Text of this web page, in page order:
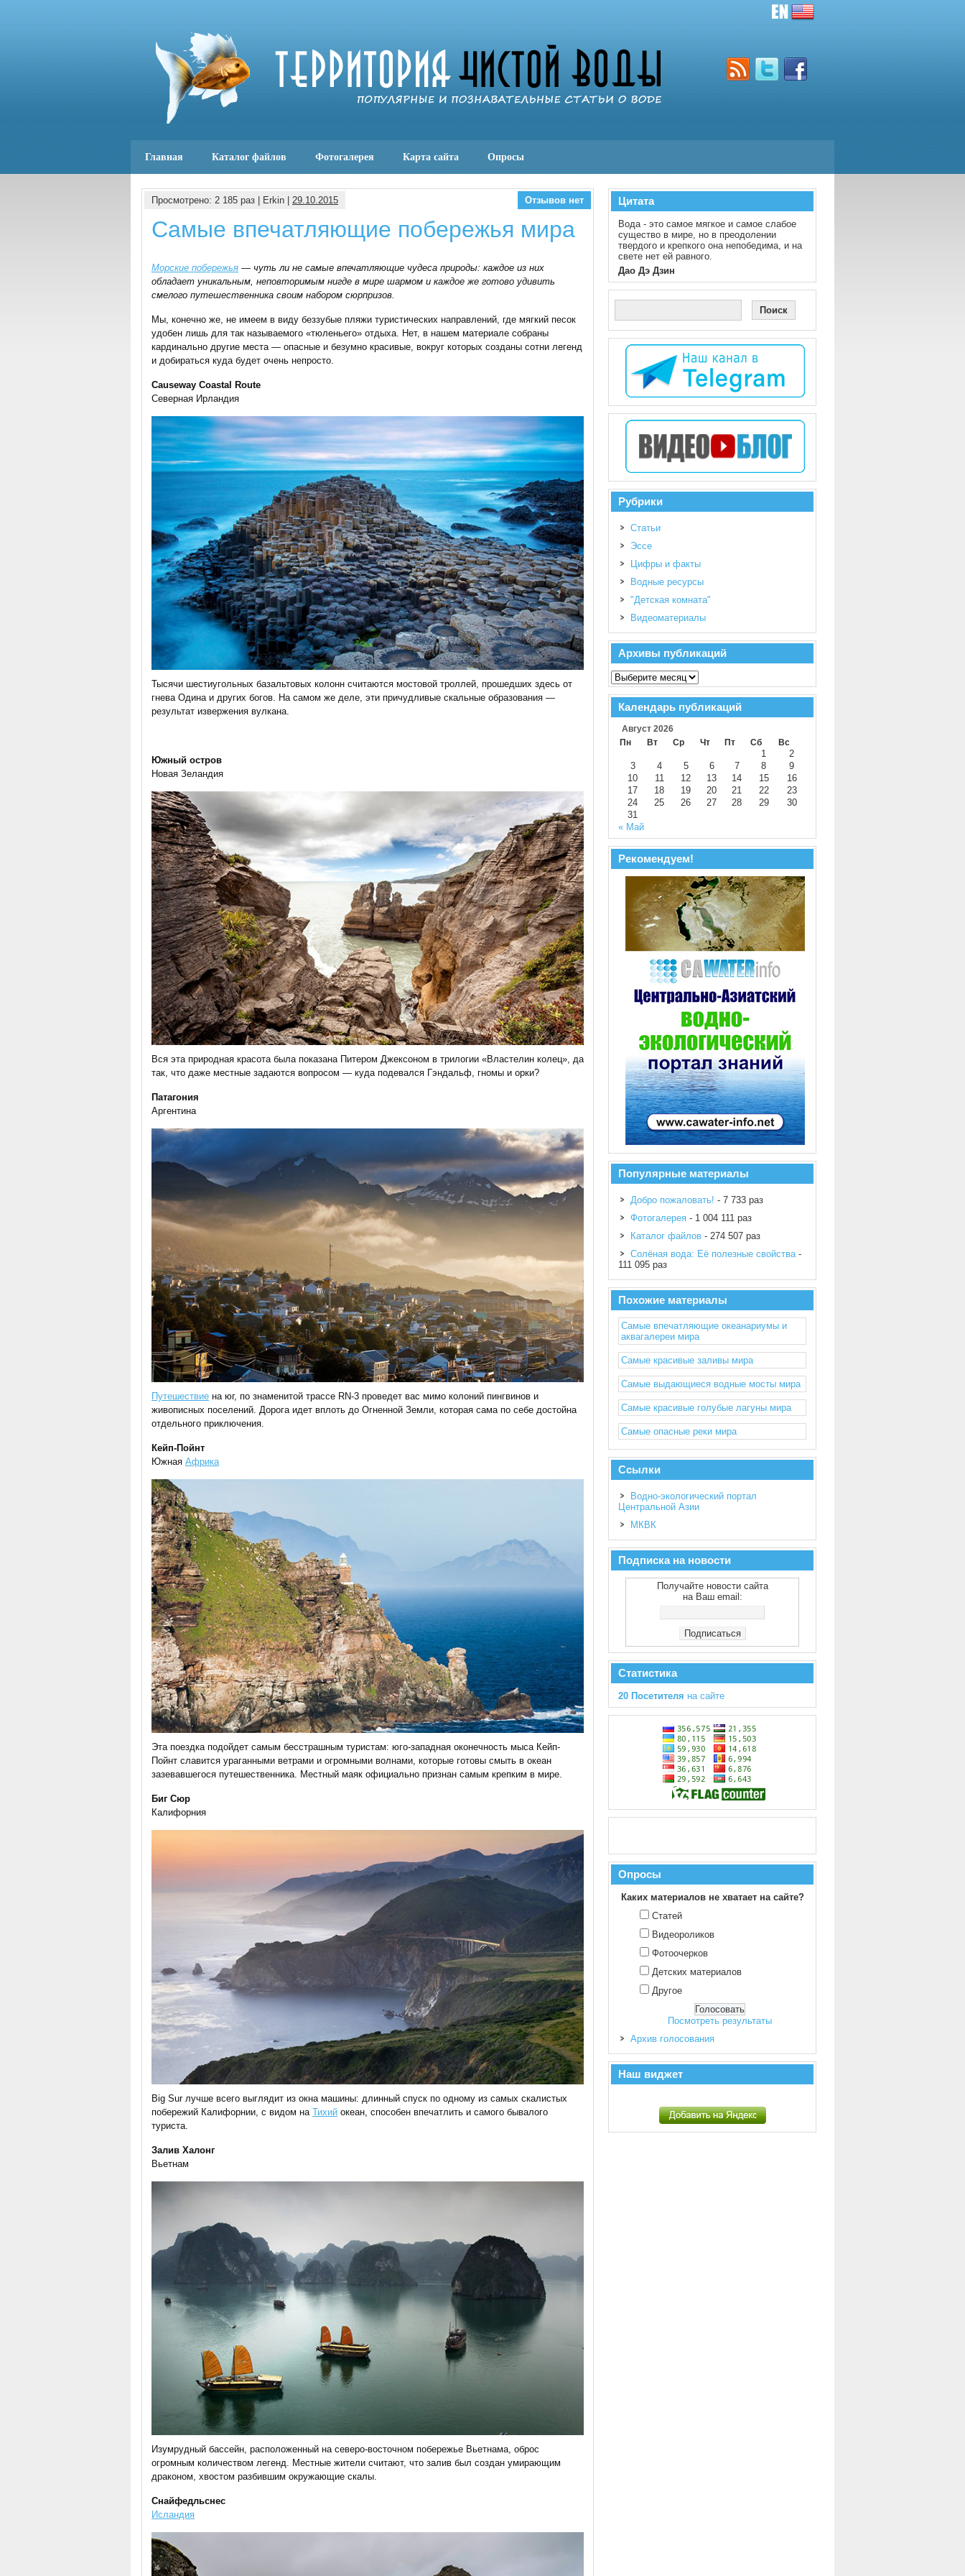
Главная Каталог файлов Фотогалерея Карта сайта Опросы
Просмотрено: 2 185 раз | Erkin | 29.10.2015 Отзывов нет
Самые впечатляющие побережья мира
Морские побережья — чуть ли не самые впечатляющие чудеса природы: каждое из них
обладает уникальным, неповторимым нигде в мире шармом и каждое же готово удивить
смелого путешественника своим набором сюрпризов.
Мы, конечно же, не имеем в виду беззубые пляжи туристических направлений, где мягкий песок
удобен лишь для так называемого «тюленьего» отдыха. Нет, в нашем материале собраны
кардинально другие места — опасные и безумно красивые, вокруг которых созданы сотни легенд
и добираться куда будет очень непросто.
Causeway Coastal Route
Северная Ирландия
Тысячи шестиугольных базальтовых колонн считаются мостовой троллей, прошедших здесь от
гнева Одина и других богов. На самом же деле, эти причудливые скальные образования —
результат извержения вулкана.
Южный остров
Новая Зеландия
Вся эта природная красота была показана Питером Джексоном в трилогии «Властелин колец», да
так, что даже местные задаются вопросом — куда подевался Гэндальф, гномы и орки?
Патагония
Аргентина
Путешествие на юг, по знаменитой трассе RN-3 проведет вас мимо колоний пингвинов и
живописных поселений. Дорога идет вплоть до Огненной Земли, которая сама по себе достойна
отдельного приключения.
Кейп-Пойнт
Южная Африка
Эта поездка подойдет самым бесстрашным туристам: юго-западная оконечность мыса Кейп-
Пойнт славится ураганными ветрами и огромными волнами, которые готовы смыть в океан
зазевавшегося путешественника. Местный маяк официально признан самым крепким в мире.
Биг Сюр
Калифорния
Big Sur лучше всего выглядит из окна машины: длинный спуск по одному из самых скалистых
побережий Калифорнии, с видом на Тихий океан, способен впечатлить и самого бывалого
туриста.
Залив Халонг
Вьетнам
Изумрудный бассейн, расположенный на северо-восточном побережье Вьетнама, оброс
огромным количеством легенд. Местные жители считают, что залив был создан умирающим
драконом, хвостом разбившим окружающие скалы.
Снайфедльснес
Исландия
Цитата
Вода - это самое мягкое и самое слабое
существо в мире, но в преодолении
твердого и крепкого она непобедима, и на
свете нет ей равного.
Дао Дэ Дзин
Рубрики
Статьи
Эссе
Цифры и факты
Водные ресурсы
"Детская комната"
Видеоматериалы
Архивы публикаций
Календарь публикаций
Август 2026
Пн
Вт Ср Чт Пт Сб Вс
1
2
3
4 5 6 7 8
9
10
11 12 13 14 15
16
17
18 19 20 21 22
23
24
25 26 27 28 29
30
31
« Май
Рекомендуем!
Популярные материалы
Добро пожаловать! - 7 733 раз
Фотогалерея - 1 004 111 раз
Каталог файлов - 274 507 раз
Солёная вода: Её полезные свойства-
111 095 раз
Похожие материалы
Самые впечатляющие океанариумы и
аквагалереи мира
Самые красивые заливы мира
Самые выдающиеся водные мосты мира
Самые красивые голубые лагуны мира
Самые опасные реки мира
Ссылки
Водно-экологический портал
Центральной Азии
МКВК
Подписка на новости
Получайте новости сайта
на Ваш email:
Статистика
20 Посетителя на сайте
Опросы
Каких материалов не хватает на сайте?
Статей
Видеороликов
Фотоочерков
Детских материалов
Другое
Посмотреть результаты
Архив голосования
Наш виджет